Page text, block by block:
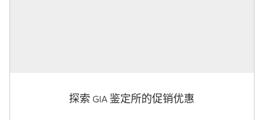
探索 GIA 鉴定所的促销优惠